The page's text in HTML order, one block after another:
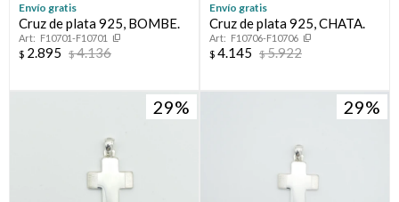
Envío gratis
Cruz de plata 925, BOMBE.
F10701-F10701
$ 2.895 $4.136
Envío gratis
Cruz de plata 925, CHATA.
F10706-F10706
$ 4.145 $5.922
29 29